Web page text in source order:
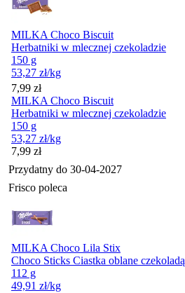
MILKA Choco Biscuit
Herbatniki w mlecznej czekoladzie
150 g
53,27 zł/kg
Cena
7,99 zł
MILKA Choco Biscuit
Herbatniki w mlecznej czekoladzie
150 g
53,27 zł/kg
Cena
7,99 zł
Przydatny do 30-04-2027
Frisco poleca
MILKA Choco Lila Stix
Choco Sticks Ciastka oblane czekoladą
112 g
49,91 zł/kg